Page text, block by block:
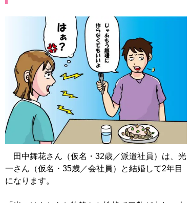
田中舞花さん（仮名・32歳／派遣社員）は、光
一さん（仮名・35歳／会社員）と結婚して2年目
になります。